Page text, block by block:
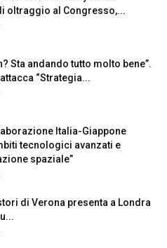
oltraggio al Congresso,...
Sta andando tutto molto bene”.
“Strategia...
Italia-Giappone
tecnologici avanzati e
spaziale”
di Verona presenta a Londra